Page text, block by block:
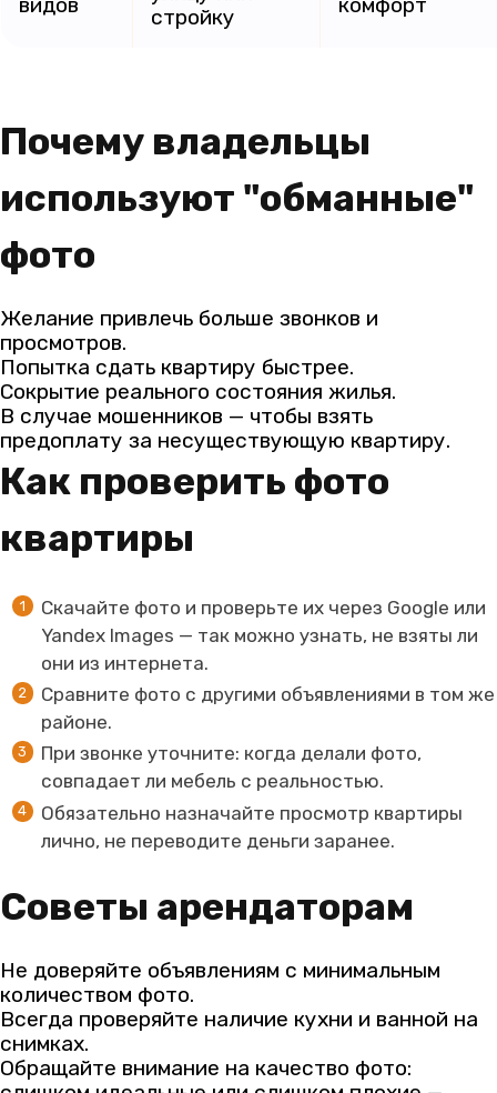
видов
стройку
комфорт
Почему владельцы
используют "обманные"
фото
Желание привлечь больше звонков и
просмотров.
Попытка сдать квартиру быстрее.
Сокрытие реального состояния жилья.
В случае мошенников — чтобы взять
предоплату за несуществующую квартиру.
Как проверить фото
квартиры
Скачайте фото и проверьте их через Google или
Yandex Images — так можно узнать, не взяты ли
они из интернета.
Сравните фото с другими объявлениями в том же
районе.
При звонке уточните: когда делали фото,
совпадает ли мебель с реальностью.
Обязательно назначайте просмотр квартиры
лично, не переводите деньги заранее.
Советы арендаторам
Не доверяйте объявлениям с минимальным
количеством фото.
Всегда проверяйте наличие кухни и ванной на
снимках.
Обращайте внимание на качество фото: